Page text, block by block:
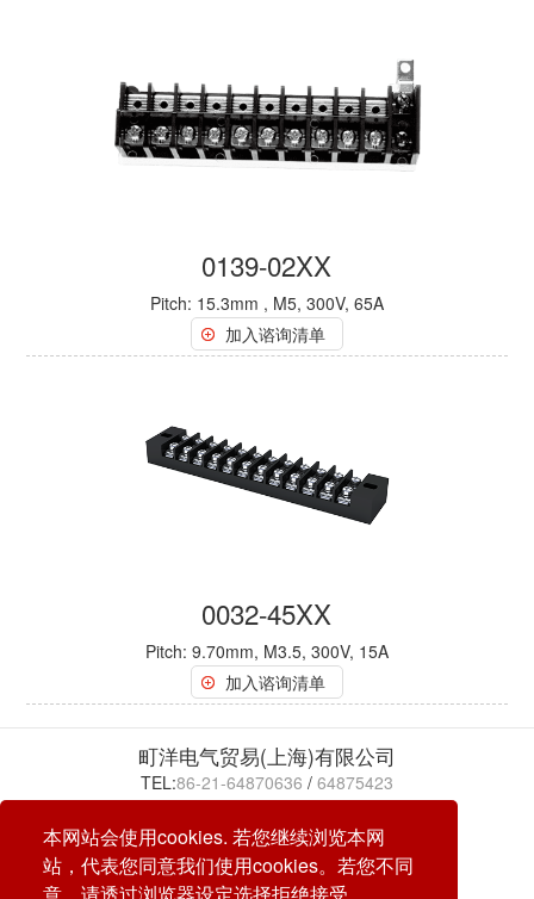
本网站会使用cookies. 若您继续浏览本网
站，代表您同意我们使用cookies。若您不同
0139-02XX
Pitch: 15.3mm , M5, 300V, 65A
加入谘询清单
0032-45XX
Pitch: 9.70mm, M3.5, 300V, 15A
加入谘询清单
町洋电气贸易(上海)有限公司
TEL:86-21-64870636 / 64875423
E-mail: Service.SH.Sales@dinkle.com.cn
26/08/09